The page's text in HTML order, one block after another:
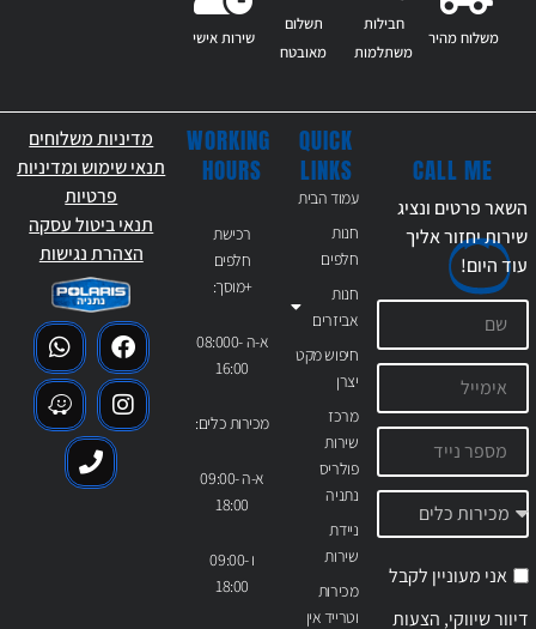
משלוח מהיר
חבילות
משתלמות
תשלום
מאובטח
שירות אישי
QUICK
LINKS
עמוד הבית
חנות
חלפים
חנות
אביזרים
חיפוש מקט
יצרן
מרכז
שירות
פולריס
נתניה
ניידת
שירות
מכירות
וטרייד אין
WORKING
HOURS
רכישת
חלפים
+מוסך:
א-ה 08:000-
16:00
מכירות כלים:
א-ה 09:00-
18:00
ו 09:00-
18:00
CALL ME
השאר פרטים ונציג
שירות יחזור אליך
עודהיום!
אני מעוניין לקבל
דיוור שיווקי, הצעות
מדיניות משלוחים
תנאי שימוש ומדיניות
פרטיות
תנאי ביטול עסקה
הצהרת נגישות